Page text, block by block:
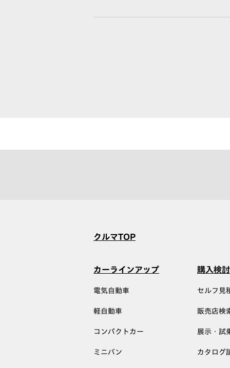
クルマTOP
カーラインアップ
電気自動車
軽自動車
コンパクトカー
ミニバン
購入検
セルフ見
販売店検
展示・試
カタログ